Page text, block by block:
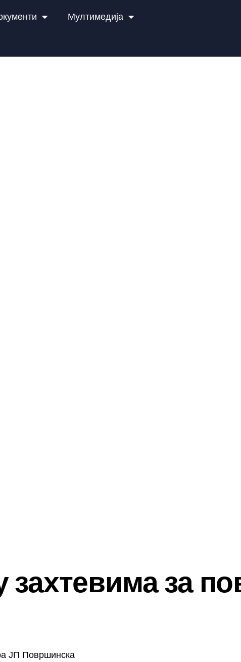
Мултимедија
за
ЈП Површинска